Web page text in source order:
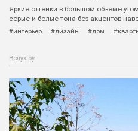
Яркие оттенки в большом объеме
серые и белые тона без акцентов
#интерьер
#дизайн #дом
Вслух.ру